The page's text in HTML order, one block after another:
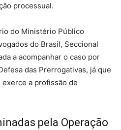
processual.
do Ministério Público
do Brasil, Seccional
a acompanhar o caso por
das Prerrogativas, já que
a profissão de
pela Operação